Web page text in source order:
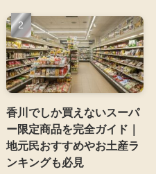
香川でしか買えないスーパ
ー限定商品を完全ガイド｜
地元民おすすめやお土産ラ
ンキングも必見